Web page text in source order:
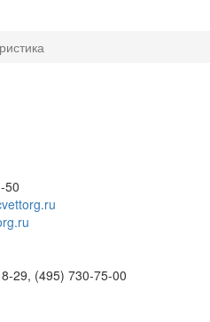
50
29, (495) 730-75-00